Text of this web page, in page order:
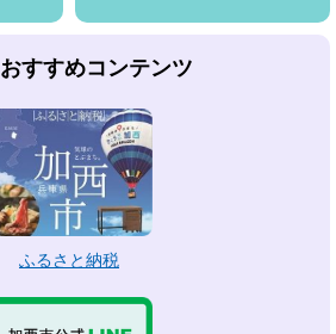
おすすめコンテンツ
ふるさと納税